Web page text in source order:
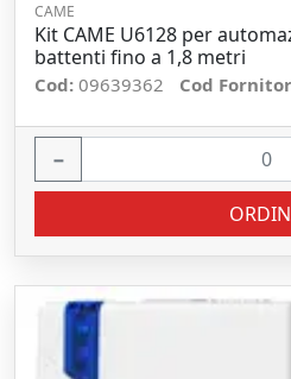
CAME
Kit CAME U6128 per
battenti fino a 1,8 metri
Cod: 09639362 Cod
−